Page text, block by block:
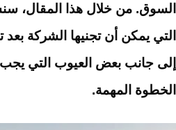
السوق. من خلال هذا المقال،
التي يمكن أن تجنيها الشركة بعد
إلى جانب بعض العيوب التي يجب
الخطوة المهمة.